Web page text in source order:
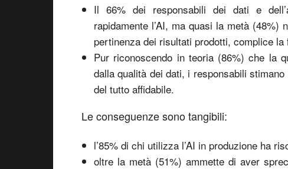
Il 66% dei responsabili dei dati e
rapidamente l’AI, ma quasi la metà (48%)
pertinenza dei risultati prodotti, complice
Pur riconoscendo in teoria (86%) che la
dalla qualità dei dati, i responsabili
del tutto affidabile.
Le conseguenze sono tangibili:
l’85% di chi utilizza l’AI in produzione ha
oltre la metà (51%) ammette di aver